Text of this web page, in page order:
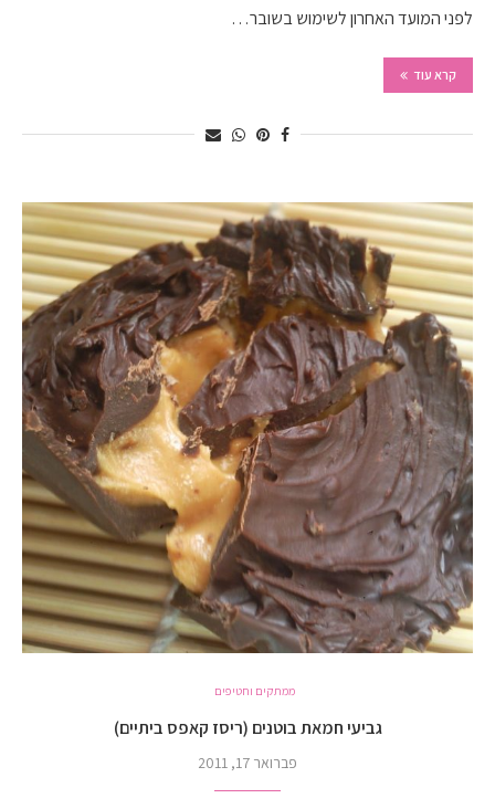
לפני המועד האחרון לשימוש בשובר…
קרא עוד
ממתקים וחטיפים
גביעי חמאת בוטנים (ריסז קאפס ביתיים)
פברואר 17, 2011